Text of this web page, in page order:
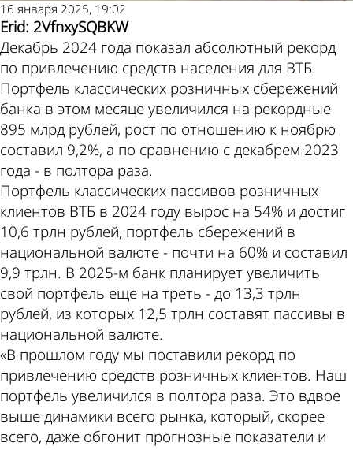
16 января 2025, 19:02
Erid: 2VfnxySQBKW
Декабрь 2024 года показал абсолютный рекорд
по привлечению средств населения для ВТБ.
Портфель классических розничных сбережений
банка в этом месяце увеличился на рекордные
895 млрд рублей, рост по отношению к ноябрю
составил 9,2%, а по сравнению с декабрем 2023
года - в полтора раза.
Портфель классических пассивов розничных
клиентов ВТБ в 2024 году вырос на 54% и достиг
10,6 трлн рублей, портфель сбережений в
национальной валюте - почти на 60% и составил
9,9 трлн. В 2025-м банк планирует увеличить
свой портфель еще на треть - до 13,3 трлн
рублей, из которых 12,5 трлн составят пассивы в
национальной валюте.
«В прошлом году мы поставили рекорд по
привлечению средств розничных клиентов. Наш
портфель увеличился в полтора раза. Это вдвое
выше динамики всего рынка, который, скорее
всего, даже обгонит прогнозные показатели и